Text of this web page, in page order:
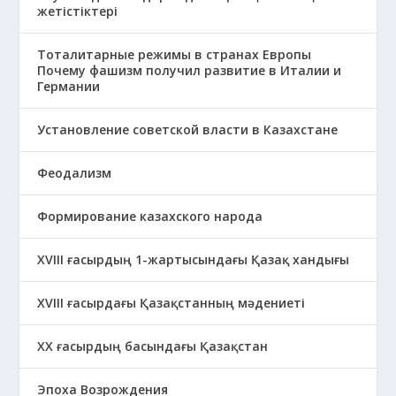
жетістіктері
Тоталитарные режимы в странах Европы
Почему фашизм получил развитие в Италии и
Германии
Установление советской власти в Казахстане
Феодализм
Формирование казахского народа
ХVIII ғасырдың 1-жартысындағы Қазақ хандығы
ХVІІІ ғасырдағы Қазақстанның мәдениеті
ХХ ғасырдың басындағы Қазақстан
Эпоха Возрождения